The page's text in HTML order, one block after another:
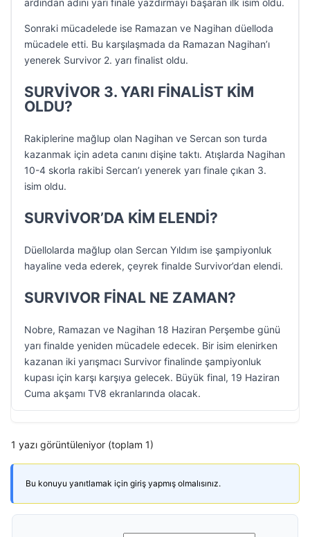
ardından adını yarı finale yazdırmayı başaran ilk isim oldu.
Sonraki mücadelede ise Ramazan ve Nagihan düelloda
mücadele etti. Bu karşılaşmada da Ramazan Nagihan’ı
yenerek Survivor 2. yarı finalist oldu.
SURVİVOR 3. YARI FİNALİST KİM
OLDU?
Rakiplerine mağlup olan Nagihan ve Sercan son turda
kazanmak için adeta canını dişine taktı. Atışlarda Nagihan
10-4 skorla rakibi Sercan’ı yenerek yarı finale çıkan 3.
isim oldu.
SURVİVOR’DA KİM ELENDİ?
Düellolarda mağlup olan Sercan Yıldım ise şampiyonluk
hayaline veda ederek, çeyrek finalde Survivor’dan elendi.
SURVIVOR FİNAL NE ZAMAN?
Nobre, Ramazan ve Nagihan 18 Haziran Perşembe günü
yarı finalde yeniden mücadele edecek. Bir isim elenirken
kazanan iki yarışmacı Survivor finalinde şampiyonluk
kupası için karşı karşıya gelecek. Büyük final, 19 Haziran
Cuma akşamı TV8 ekranlarında olacak.
1 yazı görüntüleniyor (toplam 1)
Bu konuyu yanıtlamak için giriş yapmış olmalısınız.